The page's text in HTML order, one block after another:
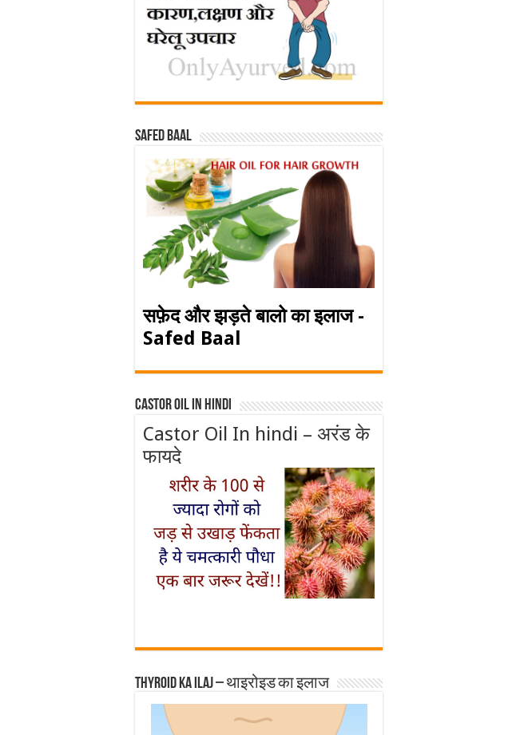
Safed baal
सफ़ेद और झड़ते बालो का इलाज -
Safed Baal
Castor Oil In Hindi
Castor Oil In hindi – अरंड के
फायदे
Thyroid ka ilaj – थाइरोइड का इलाज